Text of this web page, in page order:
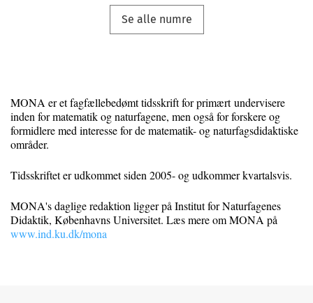
Se alle numre
MONA er et fagfællebedømt tidsskrift for primært undervisere
inden for matematik og naturfagene, men også for forskere og
formidlere med interesse for de matematik- og naturfagsdidaktiske
områder.
Tidsskriftet er udkommet siden 2005- og udkommer kvartalsvis.
MONA's daglige redaktion ligger på Institut for Naturfagenes
Didaktik, Københavns Universitet. Læs mere om MONA på
www.ind.ku.dk/mona